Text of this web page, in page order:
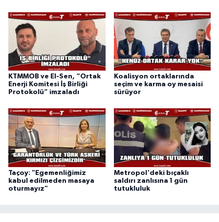
KTMMOB ve El-Sen, “Ortak
Enerji Komitesi İş Birliği
Protokolü” imzaladı
Koalisyon ortaklarında
seçim ve karma oy mesaisi
sürüyor
Taçoy: "Egemenliğimiz
kabul edilmeden masaya
oturmayız"
Metropol'deki bıçaklı
saldırı zanlısına 1 gün
tutukluluk